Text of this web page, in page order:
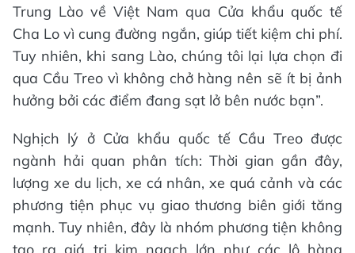
Trung Lào về Việt Nam qua Cửa khẩu quốc tế
Cha Lo vì cung đường ngắn, giúp tiết kiệm chi phí.
Tuy nhiên, khi sang Lào, chúng tôi lại lựa chọn đi
qua Cầu Treo vì không chở hàng nên sẽ ít bị ảnh
hưởng bởi các điểm đang sạt lở bên nước bạn”.
Nghịch lý ở Cửa khẩu quốc tế Cầu Treo được
ngành hải quan phân tích: Thời gian gần đây,
lượng xe du lịch, xe cá nhân, xe quá cảnh và các
phương tiện phục vụ giao thương biên giới tăng
mạnh. Tuy nhiên, đây là nhóm phương tiện không